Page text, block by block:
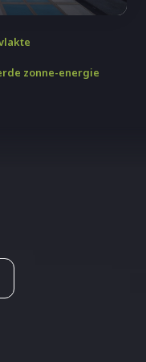
zonne-energie